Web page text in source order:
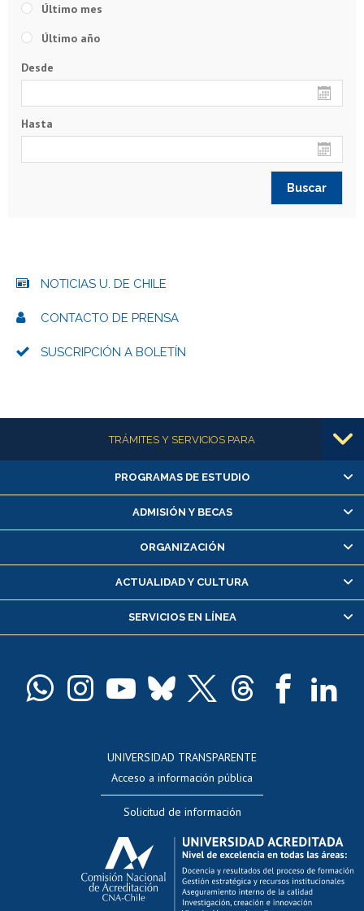
Último mes
Último año
Desde
Hasta
NOTICIAS U. DE CHILE
CONTACTO DE PRENSA
SUSCRIPCIÓN A BOLETÍN
Más informaciónTRÁMITES Y SERVICIOS PARA
Alumnas/os y exalumnas/os
Matrícula en línea
Inscripción y cambio de asignaturas
Consulta y certificado de notas
Servicio médico y dental
Pago de arancel y crédito alumnos
Docentes
Perfeccionamiento
Editar Portafolio Académico
Evaluación docente
Calificación académica
Postulación al AUCAI
Funcionarias/os
PROGRAMAS DE ESTUDIO
ADMISIÓN Y BECAS
ORGANIZACIÓN
ACTUALIDAD Y CULTURA
SERVICIOS EN LÍNEA
UNIVERSIDAD TRANSPARENTE
Acceso a información pública
Solicitud de información